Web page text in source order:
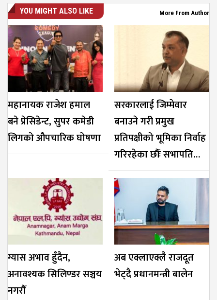
YOU MIGHT ALSO LIKE More From Author
महानायक राजेश हमाल
बने प्रेसिडेन्ट, सुपर कमेडी
लिगको औपचारिक घोषणा
सरकारलाई जिम्मेवार
बनाउने गरी प्रमुख
प्रतिपक्षीको भूमिका निर्वाह
गरिरहेका छौँः सभापति…
ग्यास अभाव हुँदैन,
अनावश्यक सिलिण्डर सञ्चय
नगरौँ
अब एक्लाएक्लै राजदूत
भेट्दै प्रधानमन्त्री बालेन